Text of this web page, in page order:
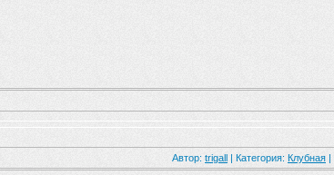
Автор: trigall | Категория: Клубная |